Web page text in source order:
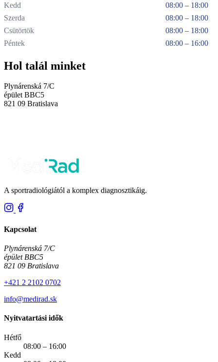
Kedd
08:00 – 18:00
Szerda
08:00 – 18:00
Csütörtök
08:00 – 18:00
Péntek
08:00 – 16:00
Hol talál minket
Plynárenská 7/C
épület BBC5
821 09 Bratislava
A sportradiológiától a komplex diagnosztikáig.
Kapcsolat
Plynárenská 7/C
épület BBC5
821 09 Bratislava
+421 2 2102 0702
info@medirad.sk
Nyitvatartási idők
Hétfő
08:00 – 16:00
Kedd